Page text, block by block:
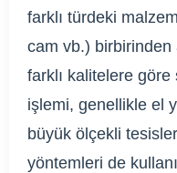
farklı türdeki
cam vb.) birbirinden
farklı kalitelere göre
işlemi, genellikle el
büyük ölçekli
yöntemleri de